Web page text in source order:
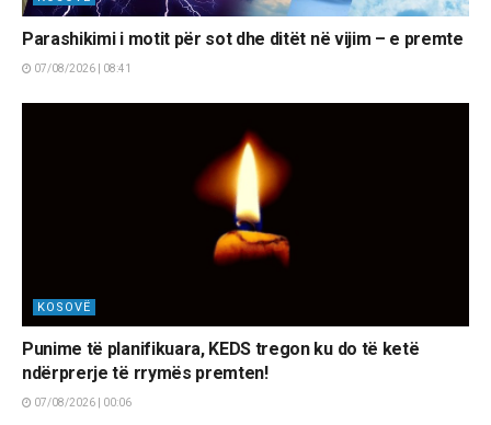
Parashikimi i motit për sot dhe ditët në vijim – e premte
07/08/2026 | 08:41
KOSOVË
Punime të planifikuara, KEDS tregon ku do të ketë
ndërprerje të rrymës premten!
07/08/2026 | 00:06